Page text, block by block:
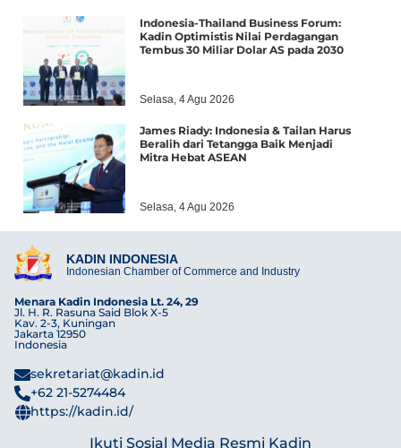
Indonesia-Thailand Business Forum:
Kadin Optimistis Nilai Perdagangan
Tembus 30 Miliar Dolar AS pada 2030
Selasa, 4 Agu 2026
James Riady: Indonesia & Tailan Harus
Beralih dari Tetangga Baik Menjadi
Mitra Hebat ASEAN
Selasa, 4 Agu 2026
KADIN INDONESIA
Indonesian Chamber of Commerce and Industry
Menara Kadin Indonesia Lt. 24, 29
Jl. H. R. Rasuna Said Blok X-5
Kav. 2-3, Kuningan
Jakarta 12950
Indonesia
sekretariat@kadin.id
+62 21-5274484
https://kadin.id/
Ikuti Sosial Media Resmi Kadin